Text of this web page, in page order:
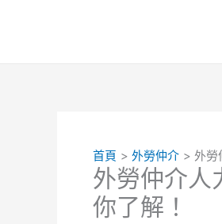
首頁 外勞仲介 外勞
外勞仲介人
你了解！